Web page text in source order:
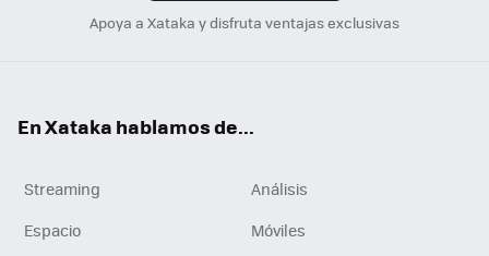
Apoya a Xataka y disfruta ventajas exclusivas
En Xataka hablamos de...
Streaming
Análisis
Espacio
Móviles